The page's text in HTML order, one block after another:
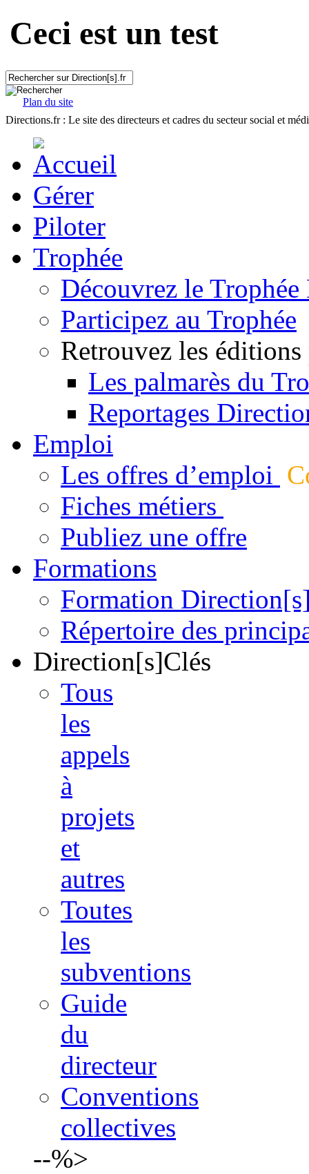
Ceci est un test
Plan du site
Directions.fr : Le site des directeurs et cadres du secteur social et
Gérer
Piloter
Trophée
Découvrez le
Participez au Trophée
Retrouvez les éditions
Les palmarès du
Reportages
Emploi
Les offres d’emploi
Fiches métiers
Publiez une offre
Formations
Formation
Répertoire des
Direction[s]Clés
Tous
les
appels
à
projets
et
autres
Toutes
les
subventions
Guide
du
directeur
Conventions
collectives
--%>